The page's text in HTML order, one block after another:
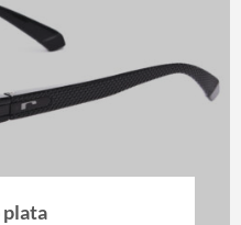
plata